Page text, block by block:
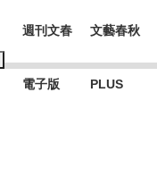
週刊文春
電子版
文藝春秋
PLUS